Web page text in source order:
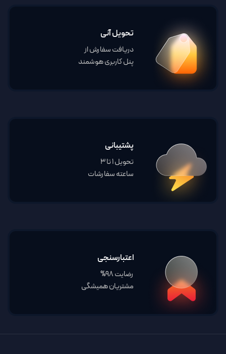
تحویل آنی
دریافت سفارش از
پنل کاربری هوشمند
پشتیبانی
تحویل 1 تا 3
ساعته سفارشات
اعتبارسنجی
رضایت 98%
مشتریان همیشگی